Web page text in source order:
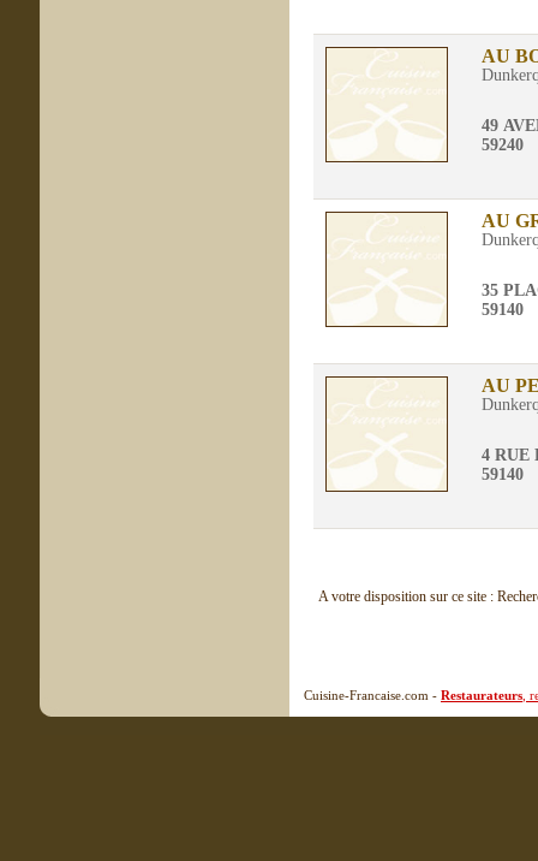
AU
49
59240
AU
35
59140
AU
4 RUE
59140
A votre disposition sur ce site :
Cuisine-Francaise.com - Restaurateurs ,